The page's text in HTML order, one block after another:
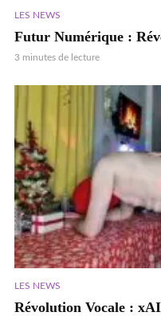
LES NEWS
Futur Numérique :
3 minutes de lecture
LES NEWS
Révolution Vocale :